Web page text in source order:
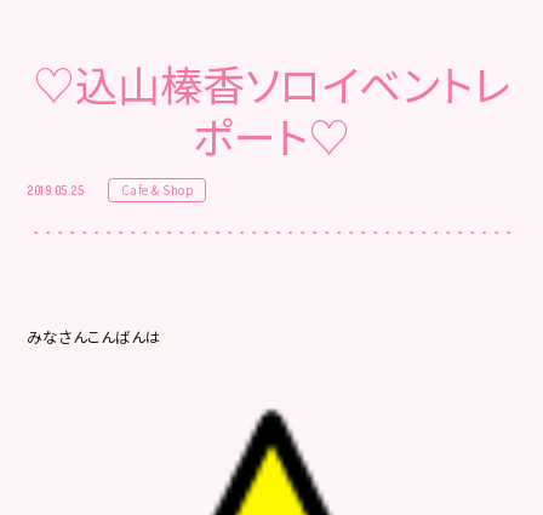
♡込山榛香ソロイベントレ
ポート♡
2019.05.25 Cafe & Shop
みなさんこんばんは